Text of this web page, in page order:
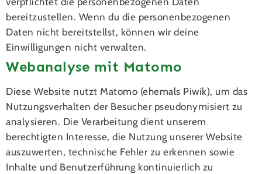
bereitzustellen. Wenn du die personenbezogenen
Daten nicht bereitstellst, können wir deine
Einwilligungen nicht verwalten.
Webanalyse mit Matomo
Diese Website nutzt Matomo (ehemals Piwik), um das
Nutzungsverhalten der Besucher pseudonymisiert zu
analysieren. Die Verarbeitung dient unserem
berechtigten Interesse, die Nutzung unserer Website
auszuwerten, technische Fehler zu erkennen sowie
Inhalte und Benutzerführung kontinuierlich zu